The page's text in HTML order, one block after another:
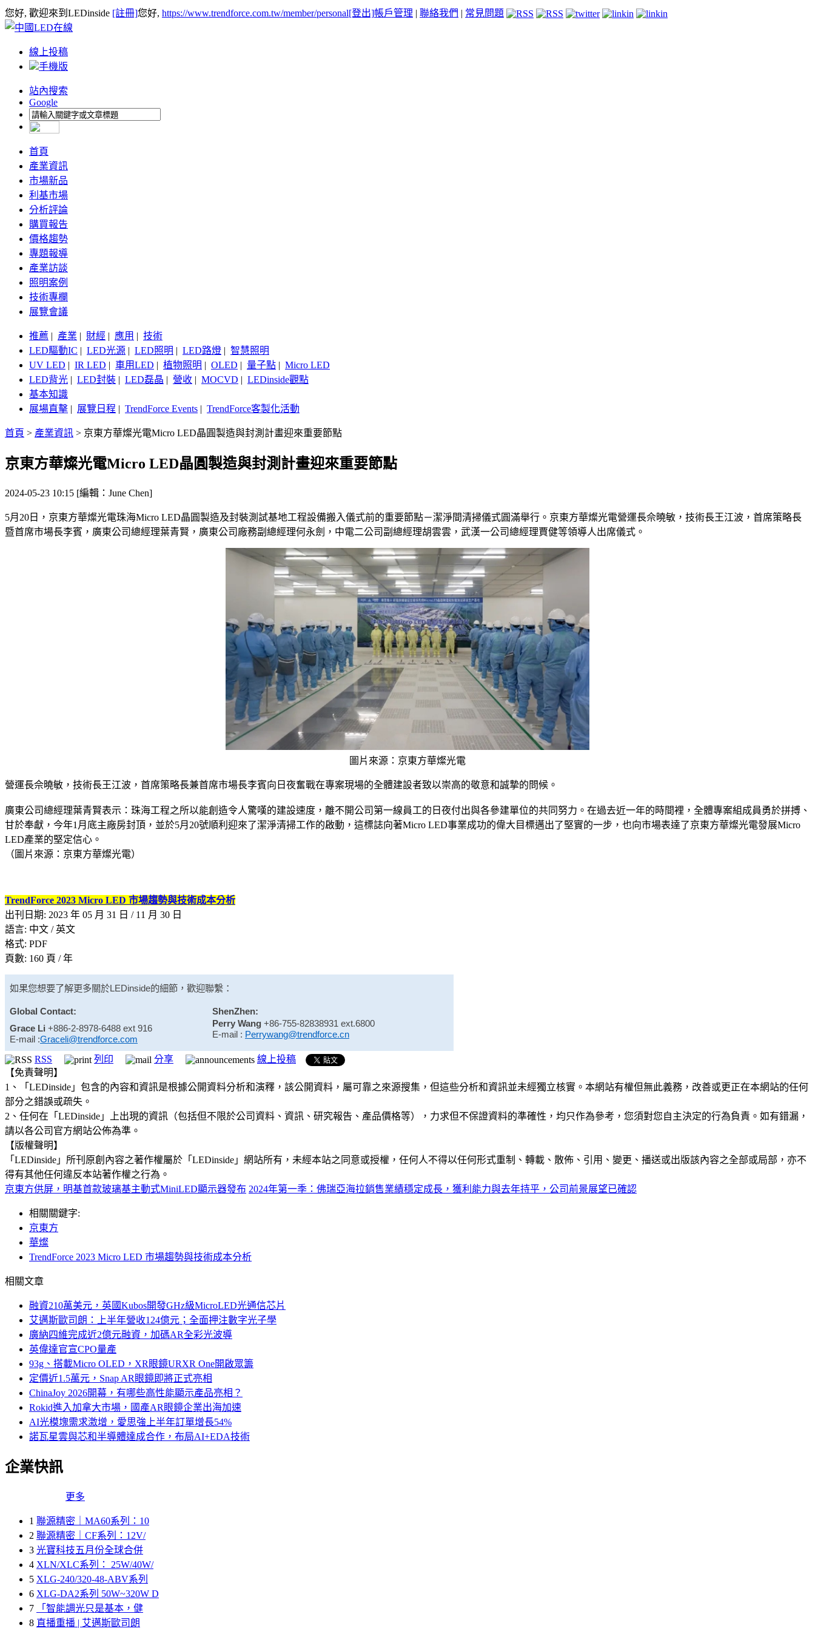
您好, 歡迎來到LEDinside [註冊]您好, https://www.trendforce.com.tw/member/personal[登出]帳戶管理 | 聯絡我們 | 常見問題
線上投稿
手機版
站內搜索
Google
首頁
產業資訊
市場新品
利基市場
分析評論
購買報告
價格趨勢
專題報導
產業訪談
照明案例
技術專欄
展覽會議
推薦 | 產業 | 財經 | 應用 | 技術
LED驅動IC | LED光源 | LED照明 | LED路燈 | 智慧照明
UV LED | IR LED | 車用LED | 植物照明 | OLED | 量子點 | Micro LED
LED背光 | LED封裝 | LED磊晶 | 營收 | MOCVD | LEDinside觀點
基本知識
展場直擊 | 展覽日程 | TrendForce Events | TrendForce客製化活動
首頁 > 產業資訊 > 京東方華燦光電Micro LED晶圓製造與封測計畫迎來重要節點
京東方華燦光電Micro LED晶圓製造與封測計畫迎來重要節點
2024-05-23 10:15 [編輯：June Chen]
5月20日，京東方華燦光電珠海Micro LED晶圓製造及封裝測試基地工程設備搬入儀式前的重要節點－潔淨間清掃儀式圓滿舉行。京東方華燦光電營運長佘曉敏，技術長王江波，首席策略長
暨首席市場長李賓，廣東公司總經理葉青賢，廣東公司廠務副總經理何永劍，中電二公司副總經理胡雲雲，武漢一公司總經理賈健等領導人出席儀式。
圖片來源：京東方華燦光電
營運長佘曉敏，技術長王江波，首席策略長兼首席市場長李賓向日夜奮戰在專案現場的全體建設者致以崇高的敬意和誠摯的問候。
廣東公司總經理葉青賢表示：珠海工程之所以能創造令人驚嘆的建設速度，離不開公司第一線員工的日夜付出與各參建單位的共同努力。在過去近一年的時間裡，全體專案組成員勇於拼搏、
甘於奉獻，今年1月底主廠房封頂，並於5月20號順利迎來了潔淨清掃工作的啟動，這標誌向著Micro LED事業成功的偉大目標邁出了堅實的一步，也向市場表達了京東方華燦光電發展Micro
LED產業的堅定信心。
（圖片來源：京東方華燦光電）
TrendForce 2023 Micro LED 市場趨勢與技術成本分析
出刊日期: 2023 年 05 月 31 日 / 11 月 30 日
語言: 中文 / 英文
格式: PDF
頁數: 160 頁 / 年
如果您想要了解更多關於LEDinside的細節，歡迎聯繫：
Global Contact:
ShenZhen:
Grace Li +886-2-8978-6488 ext 916
E-mail :Graceli@trendforce.com
Perry Wang +86-755-82838931 ext.6800
E-mail : Perrywang@trendforce.cn
RSS 列印 分享
線上投稿
【免責聲明】
1、「LEDinside」包含的內容和資訊是根據公開資料分析和演釋，該公開資料，屬可靠之來源搜集，但這些分析和資訊並未經獨立核實。本網站有權但無此義務，改善或更正在本網站的任何
部分之錯誤或疏失。
2、任何在「LEDinside」上出現的資訊（包括但不限於公司資料、資訊、研究報告、產品價格等），力求但不保證資料的準確性，均只作為參考，您須對您自主決定的行為負責。如有錯漏，
請以各公司官方網站公佈為準。
【版權聲明】
「LEDinside」所刊原創內容之著作權屬於「LEDinside」網站所有，未經本站之同意或授權，任何人不得以任何形式重制、轉載、散佈、引用、變更、播送或出版該內容之全部或局部，亦不
得有其他任何違反本站著作權之行為。
京東方供屏，明基首款玻璃基主動式MiniLED顯示器發布 2024年第一季：佛瑞亞海拉銷售業績穩定成長，獲利能力與去年持平，公司前景展望已確認
相關關鍵字:
京東方
華燦
TrendForce 2023 Micro LED 市場趨勢與技術成本分析
相關文章
融資210萬美元，英國Kubos開發GHz級MicroLED光通信芯片
艾邁斯歐司朗：上半年營收124億元；全面押注數字光子學
廣納四維完成近2億元融資，加碼AR全彩光波導
英偉達官宣CPO量產
93g、搭載Micro OLED，XR眼鏡URXR One開啟眾籌
定價近1.5萬元，Snap AR眼鏡即將正式亮相
ChinaJoy 2026開幕，有哪些高性能顯示產品亮相？
Rokid進入加拿大市場，國產AR眼鏡企業出海加速
AI光模塊需求激增，愛思強上半年訂單增長54%
諾瓦星雲與芯和半導體達成合作，布局AI+EDA技術
企業快訊
更多
1 聯源精密｜MA60系列：10
2 聯源精密｜CF系列：12V/
3 光寶科技五月份全球合併
4 XLN/XLC系列： 25W/40W/
5 XLG-240/320-48-ABV系列
6 XLG-DA2系列 50W~320W D
7
「智能調光只是基本，健
8 直播重播 | 艾邁斯歐司朗